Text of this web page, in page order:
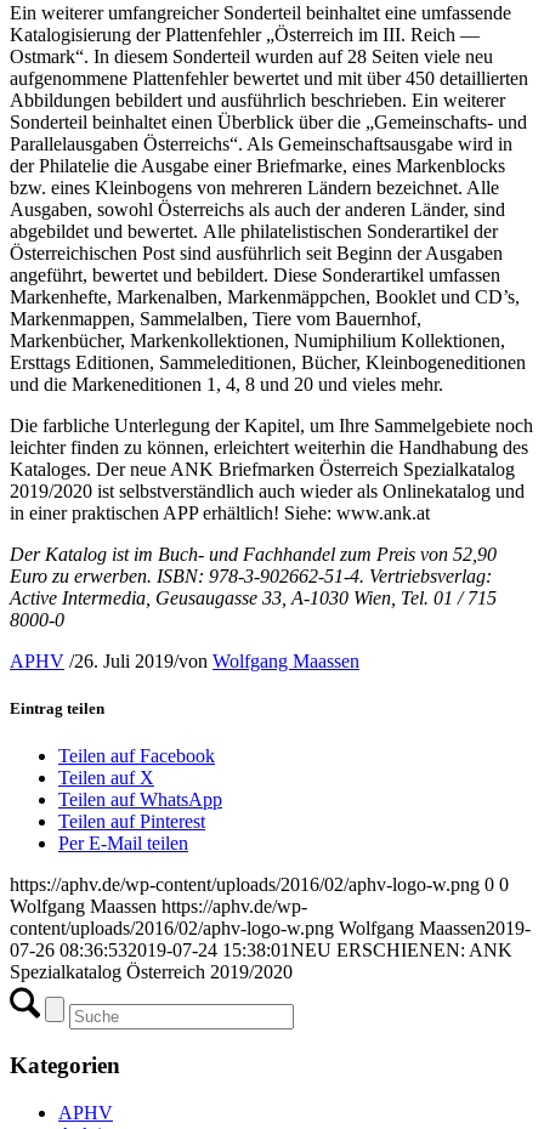
Ein weiterer umfangreicher Sonderteil beinhaltet eine umfassende
Katalogisierung der Plattenfehler „Österreich im III. Reich —
Ostmark“. In diesem Sonderteil wurden auf 28 Seiten viele neu
aufgenommene Plattenfehler bewertet und mit über 450 detaillierten
Abbildungen bebildert und ausführlich beschrieben. Ein weiterer
Sonderteil beinhaltet einen Überblick über die „Gemeinschafts- und
Parallelausgaben Österreichs“. Als Gemeinschaftsausgabe wird in
der Philatelie die Ausgabe einer Briefmarke, eines Markenblocks
bzw. eines Kleinbogens von mehreren Ländern bezeichnet. Alle
Ausgaben, sowohl Österreichs als auch der anderen Länder, sind
abgebildet und bewertet. Alle philatelistischen Sonderartikel der
Österreichischen Post sind ausführlich seit Beginn der Ausgaben
angeführt, bewertet und bebildert. Diese Sonderartikel umfassen
Markenhefte, Markenalben, Markenmäppchen, Booklet und CD’s,
Markenmappen, Sammelalben, Tiere vom Bauernhof,
Markenbücher, Markenkollektionen, Numiphilium Kollektionen,
Ersttags Editionen, Sammeleditionen, Bücher, Kleinbogeneditionen
und die Markeneditionen 1, 4, 8 und 20 und vieles mehr.
Die farbliche Unterlegung der Kapitel, um Ihre Sammelgebiete noch
leichter finden zu können, erleichtert weiterhin die Handhabung des
Kataloges. Der neue ANK Briefmarken Österreich Spezialkatalog
2019/2020 ist selbstverständlich auch wieder als Onlinekatalog und
in einer praktischen APP erhältlich! Siehe: www.ank.at
Der Katalog ist im Buch- und Fachhandel zum Preis von 52,90
Euro zu erwerben. ISBN: 978-3-902662-51-4. Vertriebsverlag:
Active Intermedia, Geusaugasse 33, A-1030 Wien, Tel. 01 / 715
8000-0
APHV /26. Juli 2019/von Wolfgang Maassen
Eintrag teilen
Teilen auf Facebook
Teilen auf X
Teilen auf WhatsApp
Teilen auf Pinterest
Per E-Mail teilen
https://aphv.de/wp-content/uploads/2016/02/aphv-logo-w.png 0 0
Wolfgang Maassen https://aphv.de/wp-
content/uploads/2016/02/aphv-logo-w.png Wolfgang Maassen2019-
07-26 08:36:532019-07-24 15:38:01NEU ERSCHIENEN: ANK
Spezialkatalog Österreich 2019/2020
Kategorien
APHV